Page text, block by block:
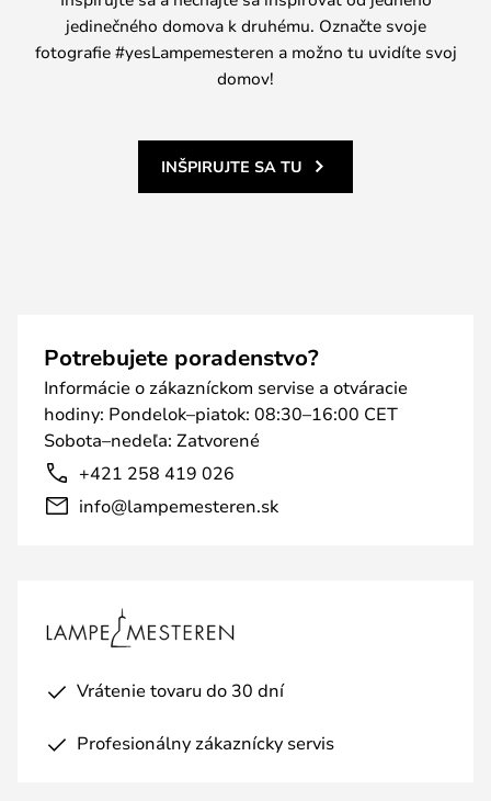
jedinečného domova k druhému. Označte svoje
fotografie #yesLampemesteren a možno tu uvidíte svoj
domov!
INŠPIRUJTE SA TU
Potrebujete poradenstvo?
Informácie o zákazníckom servise a otváracie
hodiny: Pondelok–piatok: 08:30–16:00 CET
Sobota–nedeľa: Zatvorené
+421 258 419 026
info@lampemesteren.sk
Vrátenie tovaru do 30 dní
Profesionálny zákaznícky servis